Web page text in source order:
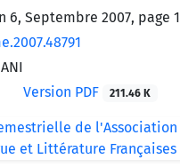
6, Septembre 2007, page
Version PDF 211.46 K